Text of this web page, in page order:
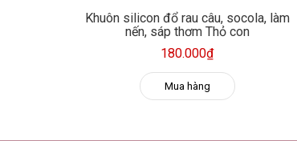
Khuôn silicon đổ rau câu, socola, làm
nến, sáp thơm Thỏ con
180.000₫
Mua hàng